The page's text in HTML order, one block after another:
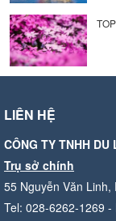
LIÊN HỆ
CÔNG TY TNHH DU
Trụ sở chính
55 Nguyễn Văn Linh,
Tel: 028-6262-1269